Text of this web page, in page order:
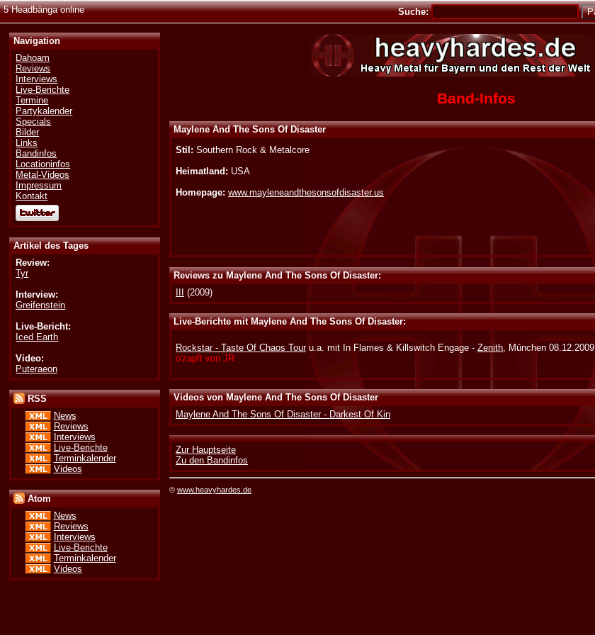
5 Headbänga online Suche:
Navigation
Dahoam
Reviews
Interviews
Live-Berichte
Termine
Partykalender
Specials
Bilder
Links
Bandinfos
Locationinfos
Metal-Videos
Impressum
Kontakt
Artikel des Tages
Review:
Tyr
Interview:
Greifenstein
Live-Bericht:
Iced Earth
Video:
Puteraeon
RSS
News
Reviews
Interviews
Live-Berichte
Terminkalender
Videos
Atom
News
Reviews
Interviews
Live-Berichte
Terminkalender
Videos
Band-Infos
Maylene And The Sons Of Disaster
Stil: Southern Rock & Metalcore
Heimatland: USA
Homepage: www.mayleneandthesonsofdisaster.us
Reviews zu Maylene And The Sons Of Disaster:
III (2009)
Live-Berichte mit Maylene And The Sons Of Disaster:
Rockstar - Taste Of Chaos Touru.a. mit In Flames & Killswitch Engage -Zenith, München 08.12.2009
o'zapft von JR
Videos von Maylene And The Sons Of Disaster
Maylene And The Sons Of Disaster - Darkest Of Kin
Zur Hauptseite
Zu den Bandinfos
©www.heavyhardes.de